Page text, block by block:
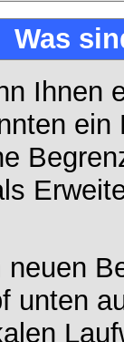
Was
Ihnen
unten